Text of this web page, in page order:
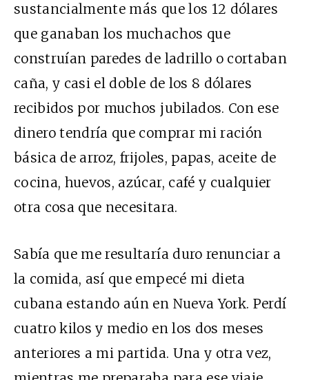
sustancialmente más que los 12 dólares
que ganaban los muchachos que
construían paredes de ladrillo o cortaban
caña, y casi el doble de los 8 dólares
recibidos por muchos jubilados. Con ese
dinero tendría que comprar mi ración
básica de arroz, frijoles, papas, aceite de
cocina, huevos, azúcar, café y cualquier
otra cosa que necesitara.
Sabía que me resultaría duro renunciar a
la comida, así que empecé mi dieta
cubana estando aún en Nueva York. Perdí
cuatro kilos y medio en los dos meses
anteriores a mi partida. Una y otra vez,